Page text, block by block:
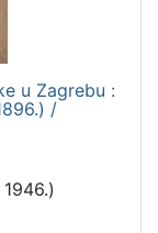
u Zagrebu :
/